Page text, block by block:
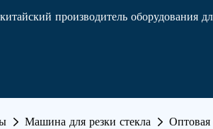
производитель оборудования
Машина для резки стекла Оптовая